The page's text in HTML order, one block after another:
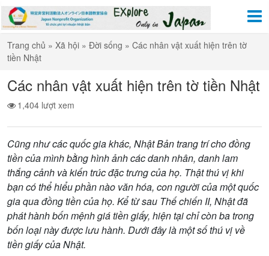
Trang chủ » Xã hội » Đời sống » Các nhân vật xuất hiện trên tờ
tiền Nhật
Các nhân vật xuất hiện trên tờ tiền Nhật
1,404 lượt xem
Cũng nhưcác quốc gia khác, Nhật Bản trang trí cho đồng
tiền của mình bằng hìnhảnh các danh nhân, danh lam
thắng cảnh và kiến trúc đặc trưng của họ. Thật thú vịkhi
bạn có thểhiểu phần nào văn hóa, con người của một quốc
gia qua đồng tiền của họ. Kểtừsau Thếchiến II, Nhật đã
phát hành bốn mệnh giá tiền giấy, hiện tại chỉcòn ba trong
bốn loại này được lưu hành. Dưới đây là một sốthú vị về
tiền giấy của Nhật.